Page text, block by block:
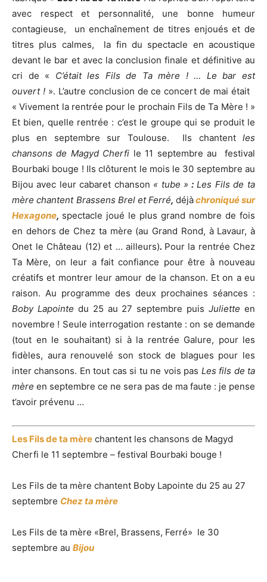
avec respect et personnalité, une bonne humeur
contagieuse, un enchaînement de titres enjoués et de
titres plus calmes, la fin du spectacle en acoustique
devant le bar et avec la conclusion finale et définitive au
cri de « C’était les Fils de Ta mère ! … Le bar est
ouvert !». L’autre conclusion de ce concert de mai était
« Vivement la rentrée pour le prochain Fils de Ta Mère ! »
Et bien, quelle rentrée : c’est le groupe qui se produit le
plus en septembre sur Toulouse. Ils chantent les
chansons de Magyd Cherfi le 11 septembre au festival
Bourbaki bouge ! Ils clôturent le mois le 30 septembre au
Bijou avec leur cabaret chanson « tube » : Les Fils de ta
mère chantent Brassens Brel et Ferré, déjàchroniqué sur
Hexagone, spectacle joué le plus grand nombre de fois
en dehors de Chez ta mère (au Grand Rond, à Lavaur, à
Onet le Château (12) et … ailleurs). Pour la rentrée Chez
Ta Mère, on leur a fait confiance pour être à nouveau
créatifs et montrer leur amour de la chanson. Et on a eu
raison. Au programme des deux prochaines séances :
Boby Lapointe du 25 au 27 septembre puisJuliette en
novembre ! Seule interrogation restante : on se demande
(tout en le souhaitant) si à la rentrée Galure, pour les
fidèles, aura renouvelé son stock de blagues pour les
inter chansons. En tout cas si tu ne vois pas Les fils de ta
mère en septembre ce ne sera pas de ma faute : je pense
t’avoir prévenu …
Les Fils de ta mère chantent les chansons de Magyd
Cherfi le 11 septembre – festival Bourbaki bouge !
Les Fils de ta mère chantent Boby Lapointe du 25 au 27
septembre Chez ta mère
Les Fils de ta mère «Brel, Brassens, Ferré» le 30
septembre au Bijou